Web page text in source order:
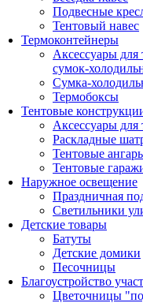
Подвесные
Тентовый навес
Термоконтейнеры
Аксессуары для
сумок-
Сумка-
Термобоксы
Тентовые
Аксессуары для
Раскладные
Тентовые
Тентовые
Наружное освещение
Праздничная
Светильники
Детские товары
Батуты
Детские домики
Песочницы
Благоустройство
Цветочницы